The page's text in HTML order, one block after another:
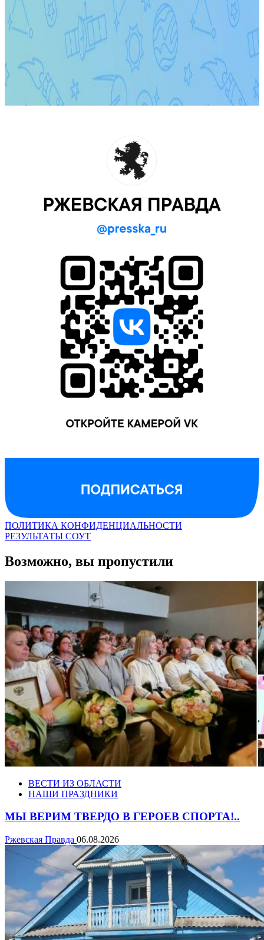
ПОЛИТИКА КОНФИДЕНЦИАЛЬНОСТИ
РЕЗУЛЬТАТЫ СОУТ
Возможно, вы пропустили
ВЕСТИ ИЗ ОБЛАСТИ
НАШИ ПРАЗДНИКИ
МЫ ВЕРИМ ТВЕРДО В ГЕРОЕВ СПОРТА!..
Ржевская Правда 06.08.2026